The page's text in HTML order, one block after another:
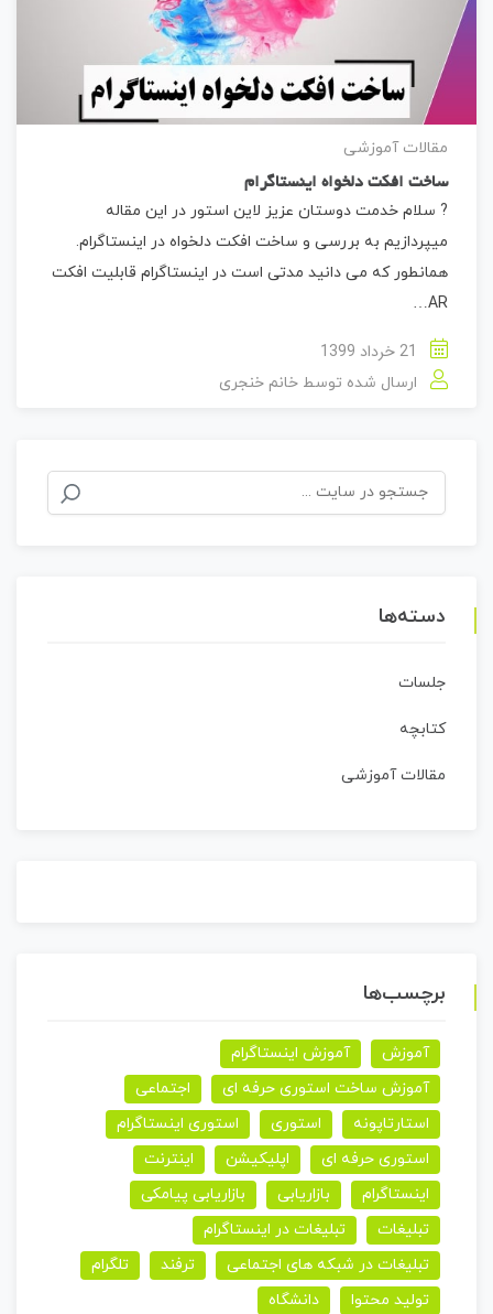
مقالات آموزشی
ساخت افکت دلخواه اینستاگرام
? سلام خدمت دوستان عزیز لاین استور در این مقاله
میپردازیم به بررسی و ساخت افکت دلخواه در اینستاگرام.
همانطور که می دانید مدتی است در اینستاگرام قابلیت افکت
AR…
ارسال شده توسط خانم خنجری
جستجو
برای:
دسته‌ها
جلسات
کتابچه
مقالات آموزشی
برچسب‌ها
آموزش
آموزش اینستاگرام
آموزش ساخت استوری حرفه ای
اجتماعی
استارتاپونه
استوری
استوری اینستاگرام
استوری حرفه ای
اپلیکیشن
اینترنت
اینستاگرام
بازاریابی
بازاریابی پیامکی
تبلیغات
تبلیغات در اینستاگرام
تبلیغات در شبکه های اجتماعی
ترفند
تلگرام
تولید محتوا
دانشگاه